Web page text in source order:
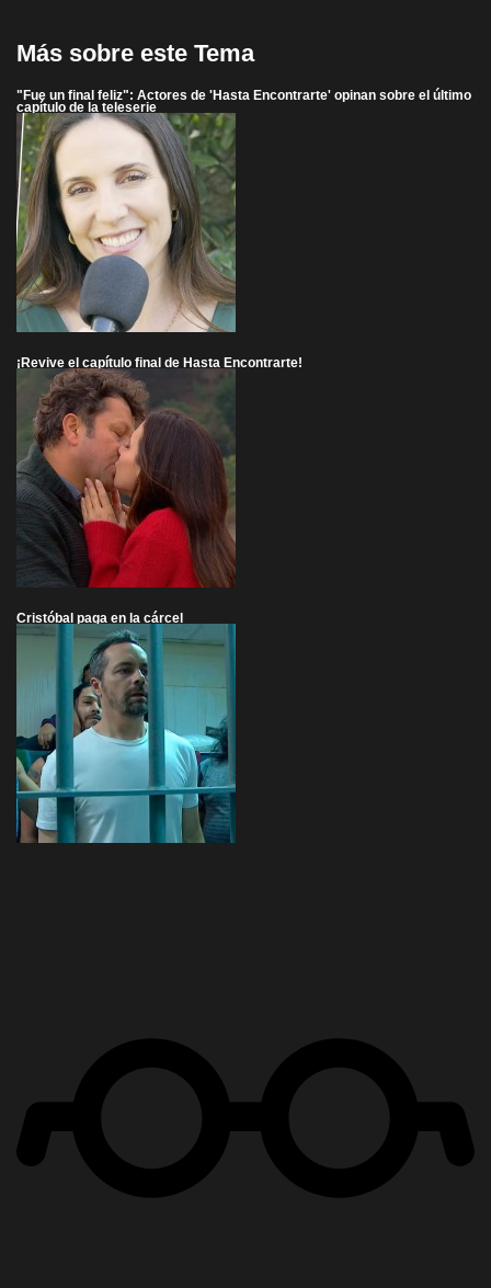
Más sobre este Tema
"Fue un final feliz": Actores de 'Hasta Encontrarte' opinan sobre el último
capítulo de la teleserie
¡Revive el capítulo final de Hasta Encontrarte!
Cristóbal paga en la cárcel